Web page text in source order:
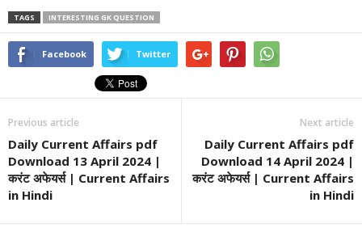
TAGS INTERESTING GK QUESTION
Facebook Twitter
Previous article
Daily Current Affairs pdf
Download 13 April 2024 |
करंट अफेयर्स | Current Affairs
in Hindi
Next article
Daily Current Affairs pdf
Download 14 April 2024 |
करंट अफेयर्स | Current Affairs
in Hindi